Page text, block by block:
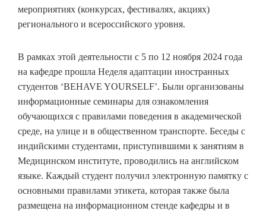
мероприятиях (конкурсах, фестивалях, акциях)
регионального и всероссийского уровня.
В рамках этой деятельности с 5 по 12 ноября 2024 года
на кафедре прошла Неделя адаптации иностранных
студентов ‘BEHAVE YOURSELF’. Были организованы
информационные семинары для ознакомления
обучающихся с правилами поведения в академической
среде, на улице и в общественном транспорте. Беседы с
индийскими студентами, приступившими к занятиям в
Медицинском институте, проводились на английском
языке. Каждый студент получил электронную памятку с
основными правилами этикета, которая также была
размещена на информационном стенде кафедры и в